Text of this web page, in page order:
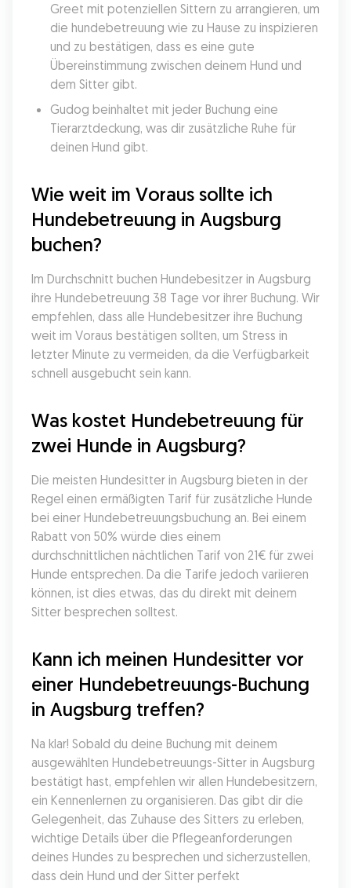
Greet mit potenziellen Sittern zu arrangieren, um
die hundebetreuung wie zu Hause zu inspizieren
und zu bestätigen, dass es eine gute
Übereinstimmung zwischen deinem Hund und
dem Sitter gibt.
Gudog beinhaltet mit jeder Buchung eine
Tierarztdeckung, was dir zusätzliche Ruhe für
deinen Hund gibt.
Wie weit im Voraus sollte ich
Hundebetreuung in Augsburg
buchen?
Im Durchschnitt buchen Hundebesitzer in Augsburg
ihre Hundebetreuung 38 Tage vor ihrer Buchung. Wir
empfehlen, dass alle Hundebesitzer ihre Buchung
weit im Voraus bestätigen sollten, um Stress in
letzter Minute zu vermeiden, da die Verfügbarkeit
schnell ausgebucht sein kann.
Was kostet Hundebetreuung für
zwei Hunde in Augsburg?
Die meisten Hundesitter in Augsburg bieten in der
Regel einen ermäßigten Tarif für zusätzliche Hunde
bei einer Hundebetreuungsbuchung an. Bei einem
Rabatt von 50% würde dies einem
durchschnittlichen nächtlichen Tarif von 21€ für zwei
Hunde entsprechen. Da die Tarife jedoch variieren
können, ist dies etwas, das du direkt mit deinem
Sitter besprechen solltest.
Kann ich meinen Hundesitter vor
einer Hundebetreuungs-Buchung
in Augsburg treffen?
Na klar! Sobald du deine Buchung mit deinem
ausgewählten Hundebetreuungs-Sitter in Augsburg
bestätigt hast, empfehlen wir allen Hundebesitzern,
ein Kennenlernen zu organisieren. Das gibt dir die
Gelegenheit, das Zuhause des Sitters zu erleben,
wichtige Details über die Pflegeanforderungen
deines Hundes zu besprechen und sicherzustellen,
dass dein Hund und der Sitter perfekt